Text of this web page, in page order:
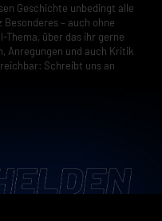
Geschichte unbedingt alle
– auch ohne
Thema, über das ihr gerne
Anregungen und auch Kritik
Schreibt uns an